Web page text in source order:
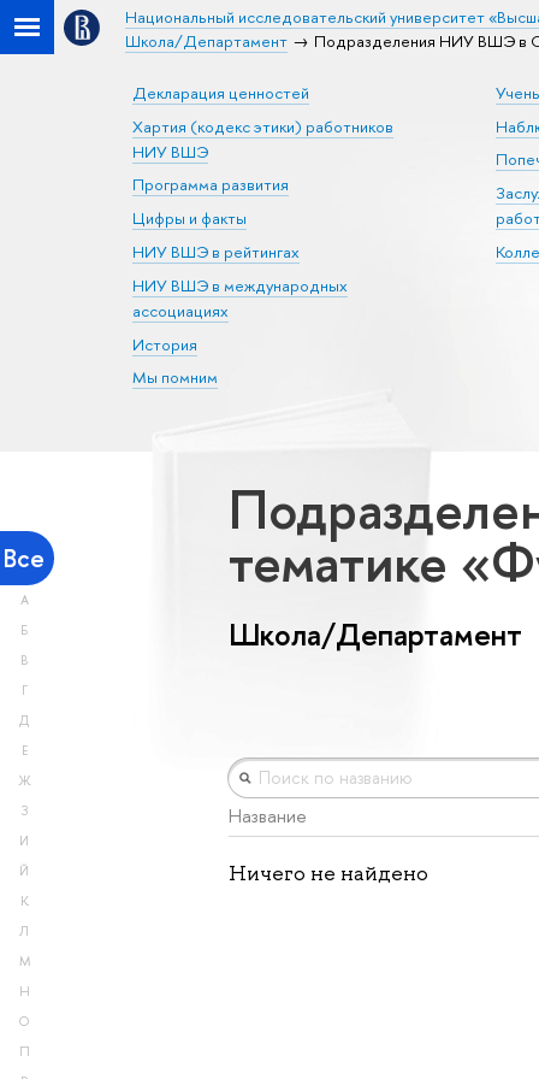
Национальный исследовательский университет
Школа/Департамент
Подразделения НИУ ВШЭ в
Декларация ценностей
Хартия (кодекс этики) работников
НИУ ВШЭ
Программа развития
Цифры и факты
НИУ ВШЭ в рейтингах
НИУ ВШЭ в международных
ассоциациях
История
Мы помним
Все
А
Б
В
Г
Д
Е
Ж
З
И
Й
К
Л
М
Н
О
П
тематике
Школа/Департамент
Название
Ничего не найдено